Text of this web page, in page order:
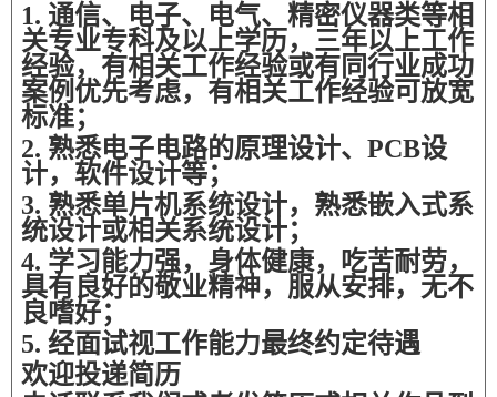
1. 通信、电子、电气、精密仪器类等相
关专业专科及以上学历，三年以上工作
经验，有相关工作经验或有同行业成功
案例优先考虑，有相关工作经验可放宽
标准；
2. 熟悉电子电路的原理设计、PCB设
计，软件设计等；
3. 熟悉单片机系统设计，熟悉嵌入式系
统设计或相关系统设计；
4. 学习能力强，身体健康，吃苦耐劳，
具有良好的敬业精神，服从安排，无不
良嗜好；
5. 经面试视工作能力最终约定待遇
欢迎投递简历